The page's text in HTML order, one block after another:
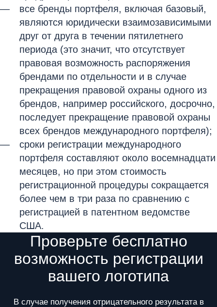
все бренды портфеля, включая базовый,
являются юридически взаимозависимыми
друг от друга в течении пятилетнего
периода (это значит, что отсутствует
правовая возможность распоряжения
брендами по отдельности и в случае
прекращения правовой охраны одного из
брендов, например российского, досрочно,
последует прекращение правовой охраны
всех брендов международного портфеля);
сроки регистрации международного
портфеля составляют около восемнадцати
месяцев, но при этом стоимость
регистрационной процедуры сокращается
более чем в три раза по сравнению с
регистрацией в патентном ведомстве
США.
Проверьте бесплатно
возможность регистрации
вашего логотипа
В случае получения отрицательного результата в